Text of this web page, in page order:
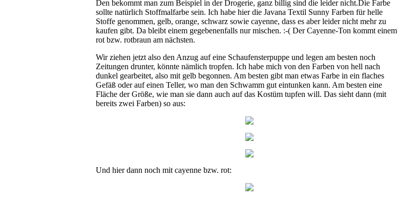
Den bekommt man zum Beispiel in der Drogerie, ganz billig sind die leider nicht.Die Farbe
sollte natürlich Stoffmalfarbe sein. Ich habe hier die Javana Textil Sunny Farben für helle
Stoffe genommen, gelb, orange, schwarz sowie cayenne, dass es aber leider nicht mehr zu
kaufen gibt. Da bleibt einem gegebenenfalls nur mischen. :-( Der Cayenne-Ton kommt einem
rot bzw. rotbraun am nächsten.
Wir ziehen jetzt also den Anzug auf eine Schaufensterpuppe und legen am besten noch
Zeitungen drunter, könnte nämlich tropfen. Ich habe mich von den Farben von hell nach
dunkel gearbeitet, also mit gelb begonnen. Am besten gibt man etwas Farbe in ein flaches
Gefäß oder auf einen Teller, wo man den Schwamm gut eintunken kann. Am besten eine
Fläche der Größe, wie man sie dann auch auf das Kostüm tupfen will. Das sieht dann (mit
bereits zwei Farben) so aus:
Und hier dann noch mit cayenne bzw. rot: